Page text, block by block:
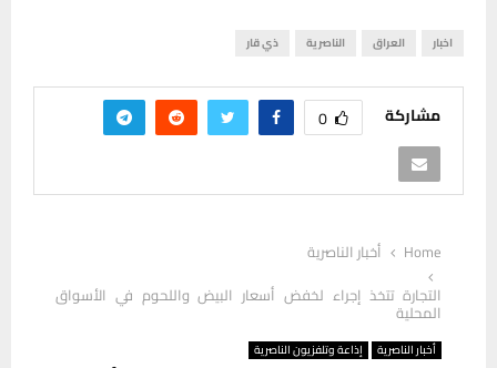
اخبار العراق الناصرية ذي قار
مشاركة 0
Home
أخبار الناصرية
التجارة تتخذ إجراء لخفض أسعار البيض واللحوم في الأسواق
المحلية
أخبار الناصرية إذاعة وتلفزيون الناصرية